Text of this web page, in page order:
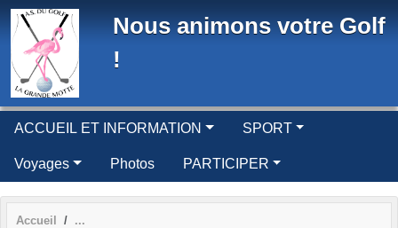
Nous animons votre Golf
!
ACCUEIL ET INFORMATION SPORT
Voyages Photos PARTICIPER
Accueil
Panneau de gestion des cookies